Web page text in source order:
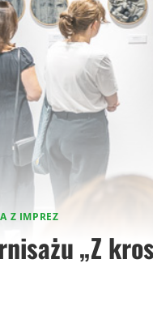
Z IMPREZ
„Z